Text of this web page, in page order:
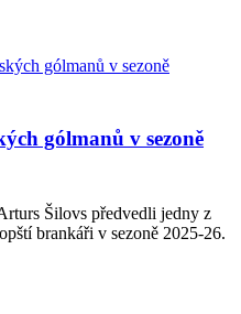
gólmanů v sezoně
Šilovs předvedli jedny z
brankáři v sezoně 2025-26.